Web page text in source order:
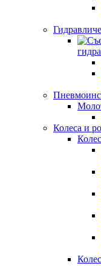
Колеса и